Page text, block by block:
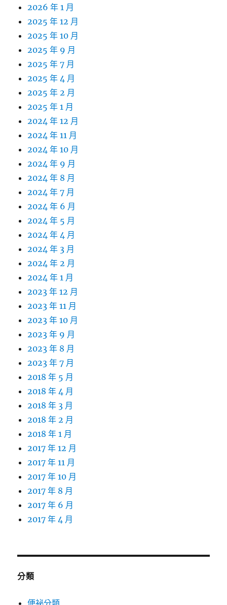
2026 年 1 月
2025 年 12 月
2025 年 10 月
2025 年 9 月
2025 年 7 月
2025 年 4 月
2025 年 2 月
2025 年 1 月
2024 年 12 月
2024 年 11 月
2024 年 10 月
2024 年 9 月
2024 年 8 月
2024 年 7 月
2024 年 6 月
2024 年 5 月
2024 年 4 月
2024 年 3 月
2024 年 2 月
2024 年 1 月
2023 年 12 月
2023 年 11 月
2023 年 10 月
2023 年 9 月
2023 年 8 月
2023 年 7 月
2018 年 5 月
2018 年 4 月
2018 年 3 月
2018 年 2 月
2018 年 1 月
2017 年 12 月
2017 年 11 月
2017 年 10 月
2017 年 8 月
2017 年 6 月
2017 年 4 月
分類